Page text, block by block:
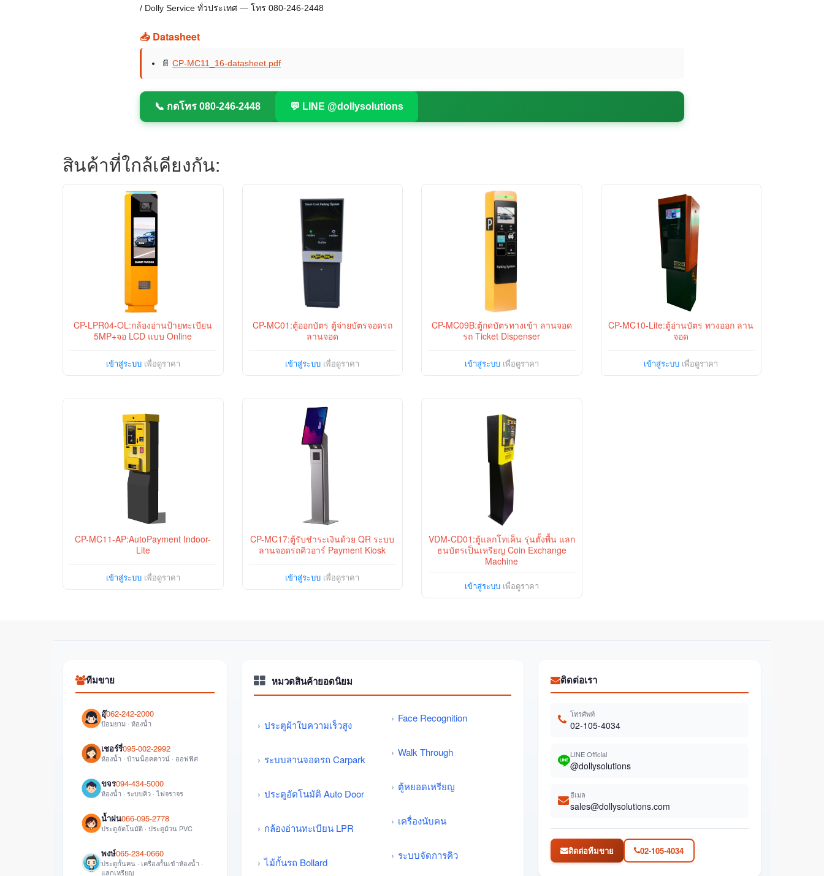
/ Dolly Service ทั่วประเทศ — โทร 080-246-2448
📥 Datasheet
📄 CP-MC11_16-datasheet.pdf
📞 กดโทร 080-246-2448 💬 LINE @dollysolutions
สินค้าที่ใกล้เคียงกัน:
CP-LPR04-OL:กล้องอ่านป้ายทะเบียน
5MP+จอ LCD แบบ Online
เข้าสู่ระบบเพื่อดูราคา
CP-MC01:ตู้ออกบัตร ตู้จ่ายบัตรจอดรถ
ลานจอด
เข้าสู่ระบบ เพื่อดูราคา
CP-MC09B:ตู้กดบัตรทางเข้า ลานจอด
รถ Ticket Dispenser
เข้าสู่ระบบเพื่อดูราคา
CP-MC10-Lite:ตู้อ่านบัตร ทางออก ลาน
จอด
เข้าสู่ระบบ เพื่อดูราคา
CP-MC11-AP:AutoPayment Indoor-
Lite
เข้าสู่ระบบเพื่อดูราคา
CP-MC17:ตู้รับชำระเงินด้วย QR ระบบ
ลานจอดรถคิวอาร์ Payment Kiosk
เข้าสู่ระบบ เพื่อดูราคา
VDM-CD01:ตู้แลกโทเค็น รุ่นตั้งพื้น แลก
ธนบัตรเป็นเหรียญ Coin Exchange
Machine
เข้าสู่ระบบเพื่อดูราคา
ทีมขาย
อุ๊062-242-2000
ป้อมยาม · ห้องน้ำ
เชอร์รี่095-002-2992
ห้องน้ำ · บ้านน็อคดาวน์ · ออฟฟิศ
ขจร094-434-5000
ห้องน้ำ · ระบบคิว · ไฟจราจร
น้ำฝน066-095-2778
ประตูอัตโนมัติ · ประตูม้วน PVC
พงษ์065-234-0660
ประตูกั้นคน · เครื่องกั้นเข้าห้องน้ำ ·
แลกเหรียญ
หมวดสินค้ายอดนิยม
ประตูผ้าใบความเร็วสูง
ระบบลานจอดรถ Carpark
ประตูอัตโนมัติ Auto Door
กล้องอ่านทะเบียน LPR
ไม้กั้นรถ Bollard
Face Recognition
Walk Through
ตู้หยอดเหรียญ
เครื่องนับคน
ระบบจัดการคิว
ติดต่อเรา
โทรศัพท์
02-105-4034
LINE Official
@dollysolutions
อีเมล
sales@dollysolutions.com
ติดต่อทีมขาย 02-105-4034